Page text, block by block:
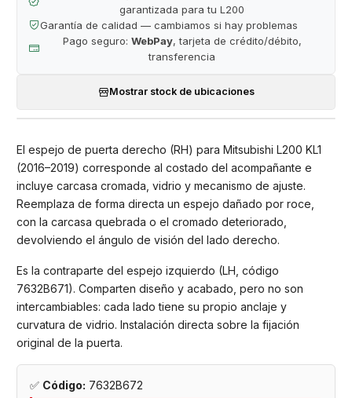
garantizada para tu L200
Garantía de calidad — cambiamos si hay problemas
Pago seguro: WebPay, tarjeta de crédito/débito,
transferencia
Mostrar stock de ubicaciones
El espejo de puerta derecho (RH) para Mitsubishi L200 KL1
(2016–2019) corresponde al costado del acompañante e
incluye carcasa cromada, vidrio y mecanismo de ajuste.
Reemplaza de forma directa un espejo dañado por roce,
con la carcasa quebrada o el cromado deteriorado,
devolviendo el ángulo de visión del lado derecho.
Es la contraparte del espejo izquierdo (LH, código
7632B671). Comparten diseño y acabado, pero no son
intercambiables: cada lado tiene su propio anclaje y
curvatura de vidrio. Instalación directa sobre la fijación
original de la puerta.
✅ Código: 7632B672